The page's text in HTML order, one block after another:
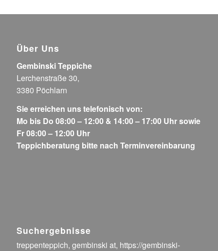
Über Uns
Gembinski Teppiche
Lerchenstraße 30,
3380 Pöchlarn
Sie erreichen uns telefonisch von:
Mo bis Do 08:00 – 12:00 & 14:00 – 17:00 Uhr sowie
Fr 08:00 – 12:00 Uhr
Teppichberatung bitte nach Terminvereinbarung
Suchergebnisse
treppenteppich, gembinski at, https://gembinski-